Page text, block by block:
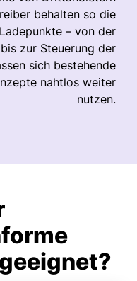
behalten so die
– von der
zur Steuerung der
sich bestehende
nahtlos weiter
nutzen.